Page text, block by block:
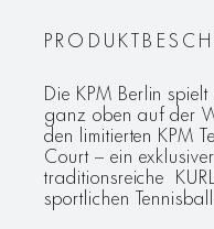
Die KPM Berlin
ganz oben auf der
den limitierten KPM
Court – ein
traditionsreiche
sportlichen